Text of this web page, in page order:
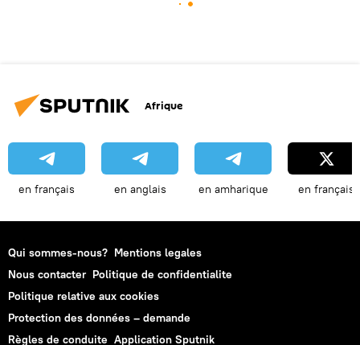
Afrique
en français en anglais en amharique en français
Qui sommes-nous? Mentions legales
Nous contacter Politique de confidentialite
Politique relative aux cookies
Protection des données – demande
Règles de conduite Application Sputnik